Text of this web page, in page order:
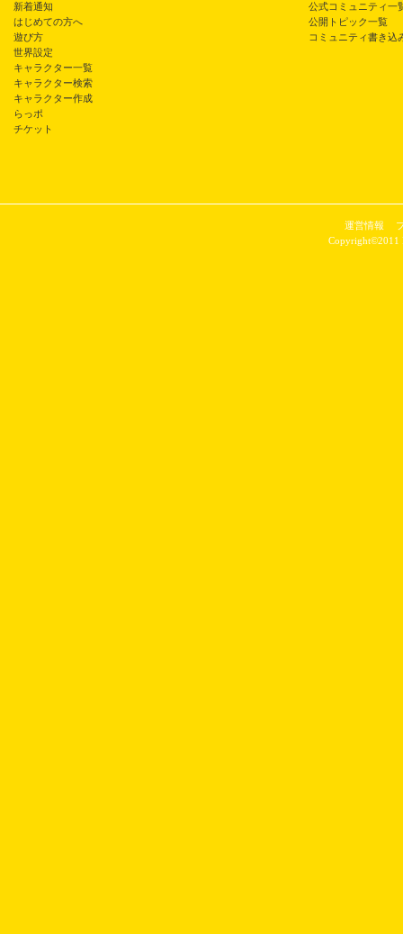
新着通知
はじめての方へ
遊び方
世界設定
キャラクター一覧
キャラクター検索
キャラクター作成
らっポ
チケット
公式コミュニティ一
公開トピック一覧
コミュニティ書き込
運営情報
Copyright©2011